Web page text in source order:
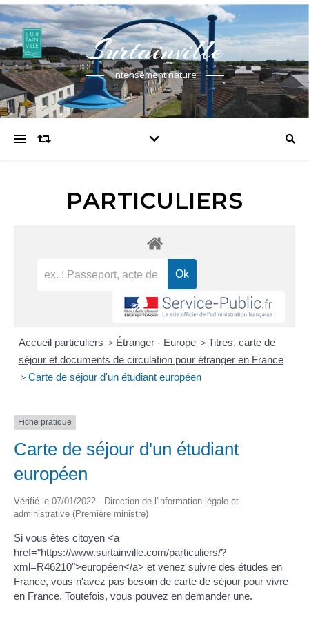
Surtainville
Intensément nature
PARTICULIERS
Accueil particuliers > Étranger - Europe > Titres, carte de
séjour et documents de circulation pour étranger en France
> Carte de séjour d'un étudiant européen
Fiche pratique
Carte de séjour d'un étudiant
européen
Vérifié le 07/01/2022 - Direction de l'information légale et
administrative (Première ministre)
Si vous êtes citoyen <a
href="https://www.surtainville.com/particuliers/?
xml=R46210">européen</a> et venez suivre des études en
France, vous n'avez pas besoin de carte de séjour pour vivre
en France. Toutefois, vous pouvez en demander une.